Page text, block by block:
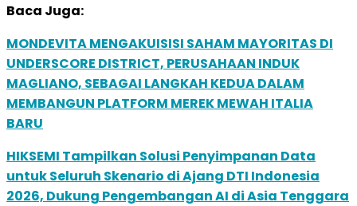
Baca Juga:
MONDEVITA MENGAKUISISI SAHAM MAYORITAS DI
UNDERSCORE DISTRICT, PERUSAHAAN INDUK
MAGLIANO, SEBAGAI LANGKAH KEDUA DALAM
MEMBANGUN PLATFORM MEREK MEWAH ITALIA
BARU
HIKSEMI Tampilkan Solusi Penyimpanan Data
untuk Seluruh Skenario di Ajang DTI Indonesia
2026, Dukung Pengembangan AI di Asia Tenggara